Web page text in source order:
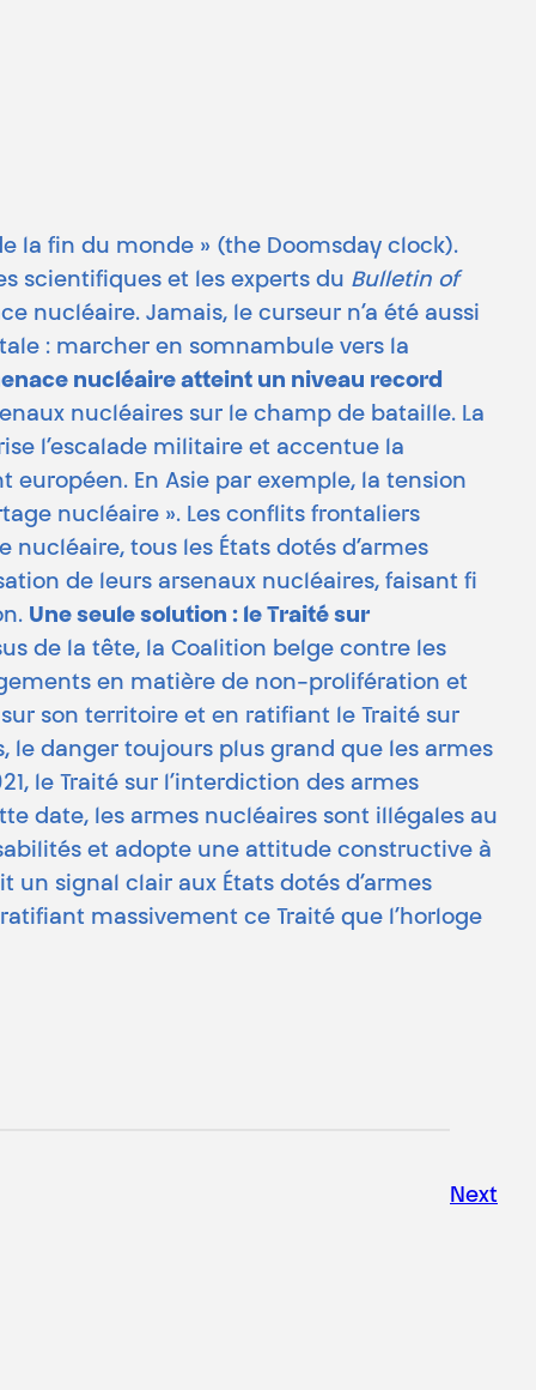
la fin du monde » (the Doomsday clock).
scientifiques et les experts du Bulletin of
nucléaire. Jamais, le curseur n’a été aussi
: marcher en somnambule vers la
nucléaire atteint un niveau record
nucléaires sur le champ de bataille. La
l’escalade militaire et accentue la
En Asie par exemple, la tension
nucléaire ». Les conflits frontaliers
tous les États dotés d’armes
de leurs arsenaux nucléaires, faisant fi
Une seule solution : le Traité sur
de la tête, la Coalition belge contre les
en matière de non-prolifération et
son territoire et en ratifiant le Traité sur
le danger toujours plus grand que les armes
le Traité sur l’interdiction des armes
date, les armes nucléaires sont illégales au
et adopte une attitude constructive à
un signal clair aux États dotés d’armes
massivement ce Traité que l’horloge
Next